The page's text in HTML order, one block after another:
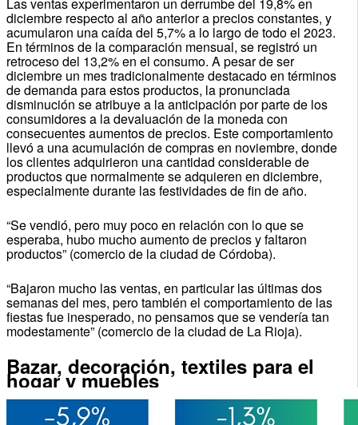
diciembre respecto al año anterior a precios constantes, y
acumularon una caída del 5,7% a lo largo de todo el 2023.
En términos de la comparación mensual, se registró un
retroceso del 13,2% en el consumo. A pesar de ser
diciembre un mes tradicionalmente destacado en términos
de demanda para estos productos, la pronunciada
disminución se atribuye a la anticipación por parte de los
consumidores a la devaluación de la moneda con
consecuentes aumentos de precios. Este comportamiento
llevó a una acumulación de compras en noviembre, donde
los clientes adquirieron una cantidad considerable de
productos que normalmente se adquieren en diciembre,
especialmente durante las festividades de fin de año.
“Se vendió, pero muy poco en relación con lo que se
esperaba, hubo mucho aumento de precios y faltaron
productos” (comercio de la ciudad de Córdoba).
“Bajaron mucho las ventas, en particular las últimas dos
semanas del mes, pero también el comportamiento de las
fiestas fue inesperado, no pensamos que se vendería tan
modestamente” (comercio de la ciudad de La Rioja).
Bazar, decoración, textiles para el
hogar y muebles